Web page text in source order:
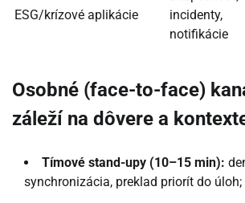
ESG/krízové aplikácie
incidenty,
notifikácie
Osobné (face-to-face)
záleží na dôvere a
Tímové stand-upy (10–15 min):
synchronizácia, preklad priorít do